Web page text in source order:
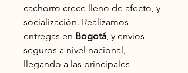
cachorro crece lleno de afecto, y
socialización. Realizamos
entregas en Bogotá, y envíos
seguros a nivel nacional,
llegando a las principales